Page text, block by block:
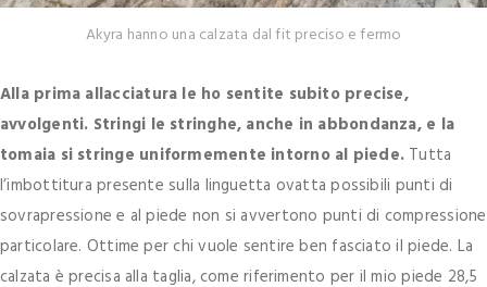
Akyra hanno una calzata dal fit preciso e fermo
Alla prima allacciatura le ho sentite subito precise,
avvolgenti. Stringi le stringhe, anche in abbondanza, e la
tomaia si stringe uniformemente intorno al piede. Tutta
l’imbottitura presente sulla linguetta ovatta possibili punti di
sovrapressione e al piede non si avvertono punti di compressione
particolare. Ottime per chi vuole sentire ben fasciato il piede. La
calzata è precisa alla taglia, come riferimento per il mio piede 28,5